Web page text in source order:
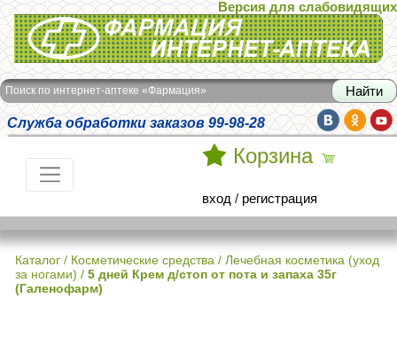
Интернет-аптека Фармация
Версия для слабовидящих
Поиск по интернет-аптеке «Фармация»
Служба обработки заказов 99-98-28
Корзина
вход / регистрация
Каталог / Косметические средства / Лечебная косметика (уход
за ногами) / 5 дней Крем д/стоп от пота и запаха 35г
(Галенофарм)